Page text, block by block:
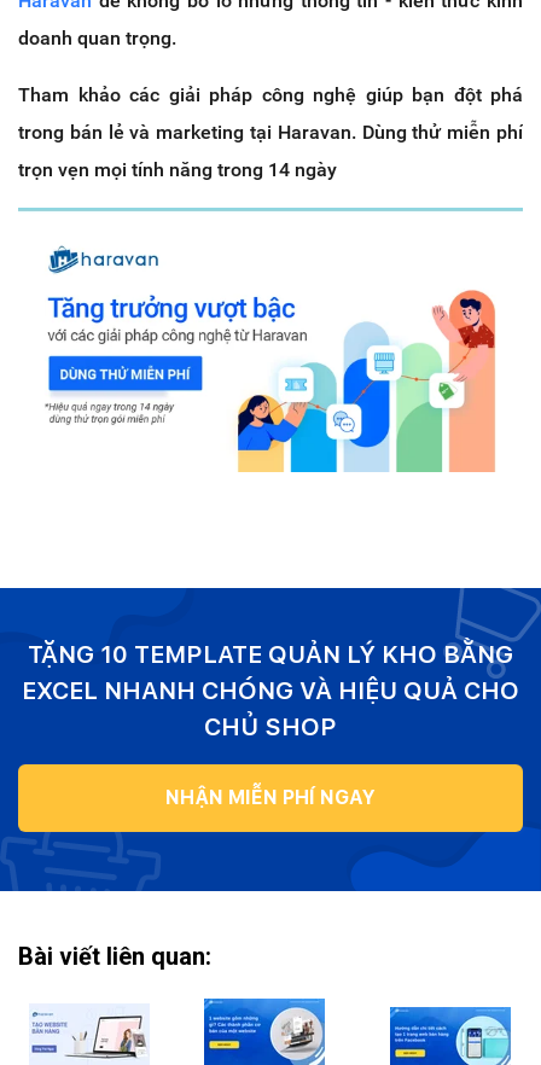
doanh quan trọng.
Tham khảo các giải pháp công nghệ giúp bạn đột phá
trong bán lẻ và marketing tại Haravan. Dùng thử miễn phí
trọn vẹn mọi tính năng trong 14 ngày
TẶNG 10 TEMPLATE QUẢN LÝ KHO BẰNG
EXCEL NHANH CHÓNG VÀ HIỆU QUẢ CHO
CHỦ SHOP
NHẬN MIỄN PHÍ NGAY
Bài viết liên quan: